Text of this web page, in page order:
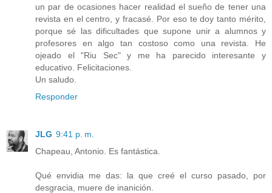
un par de ocasiones hacer realidad el sueño de tener una
revista en el centro, y fracasé. Por eso te doy tanto mérito,
porque sé las dificultades que supone unir a alumnos y
profesores en algo tan costoso como una revista. He
ojeado el "Riu Sec" y me ha parecido interesante y
educativo. Felicitaciones.
Un saludo.
Responder
JLG 9:41 p. m.
Chapeau, Antonio. Es fantástica.
Qué envidia me das: la que creé el curso pasado, por
desgracia, muere de inanición.